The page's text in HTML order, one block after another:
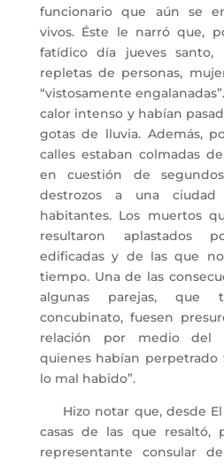
funcionario que aún se
vivos. Éste le narró que,
fatídico día jueves santo,
repletas de personas,
“vistosamente
calor intenso y habían
gotas de lluvia. Además,
calles estaban colmadas
en cuestión de
destrozos a una
habitantes. Los muertos
resultaron aplastados
edificadas y de las que
tiempo. Una de las
algunas parejas, que
concubinato, fuesen
relación por medio del
quienes habían perpetrado
lo mal habido”.
Hizo notar que, desde El
casas de las que resaltó,
representante consular